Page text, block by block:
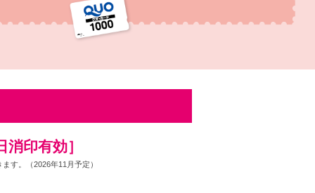
消印有効］
す。（2026年11月予定）